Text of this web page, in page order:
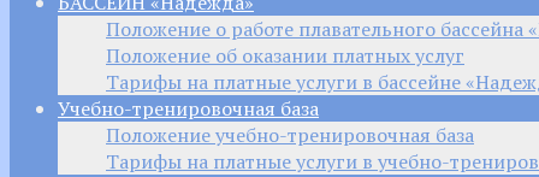
Положение о работе плавательного бассейна
Положение об оказании платных услуг
Тарифы на платные услуги в бассейне
Учебно-тренировочная база
Положение учебно-тренировочная база
Тарифы на платные услуги в учебно-